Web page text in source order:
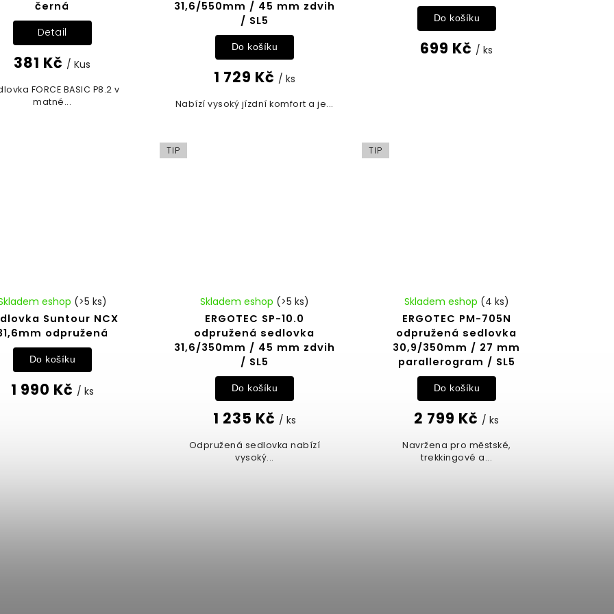
černá
381 Kč / Kus
Detail
FORCE BASIC P8.2 v
matné...
31,6/550mm / 45 mm zdvih
/ SL5
1 729 Kč / ks
Do košíku
Nabízí vysoký jízdní komfort a je...
699 Kč / ks
Do košíku
Suntour NCX
odpružená
eshop (>5 ks)
1 990 Kč / ks
Do košíku
TIP
ERGOTEC SP-10.0
odpružená sedlovka
31,6/350mm / 45 mm zdvih
/ SL5
Skladem eshop (>5 ks)
1 235 Kč / ks
Do košíku
Odpružená sedlovka nabízí
vysoký...
TIP
ERGOTEC PM-705N
odpružená sedlovka
30,9/350mm / 27 mm
parallerogram / SL5
Skladem eshop (4 ks)
2 799 Kč / ks
Do košíku
Navržena pro městské,
trekkingové a...